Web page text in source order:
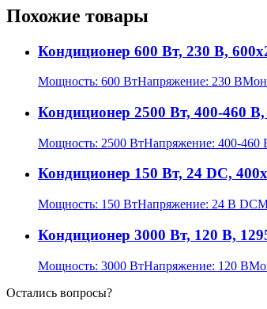
Похожие товары
Кондиционер 600 Вт, 230 В,
Мощность: 600 ВтНапряжение: 230 В
Кондиционер 2500 Вт, 400-460
Мощность: 2500 ВтНапряжение: 400-460
Кондиционер 150 Вт, 24 DC,
Мощность: 150 ВтНапряжение: 24 В DC
Кондиционер 3000 Вт, 120 В,
Мощность: 3000 ВтНапряжение: 120 В
Остались вопросы?